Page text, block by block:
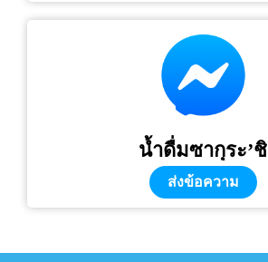
น้ำดื่มซากุระ’ชิ
ส่งข้อความ